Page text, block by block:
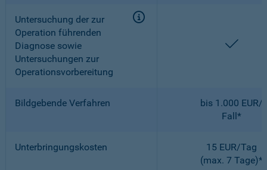
Untersuchung der zur
Operation führenden
Diagnose sowie
Untersuchungen zur
Operationsvorbereitung
Bildgebende Verfahren
bis 1.000 EUR/
Fall*
Unterbringungskosten
15 EUR/Tag
(max. 7 Tage)*